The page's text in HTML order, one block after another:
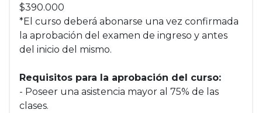
$390.000
*El curso deberá abonarse una vez confirmada
la aprobación del examen de ingreso y antes
del inicio del mismo.
Requisitos para la aprobación del curso:
- Poseer una asistencia mayor al 75% de las
clases.